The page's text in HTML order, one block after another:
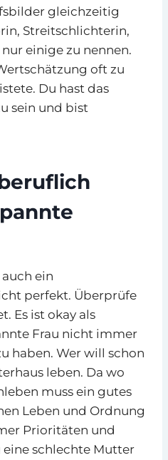
gleichzeitig
Streitschlichterin,
einige zu nennen.
oft zu
Du hast das
sein und bist
ein
perfekt. Überprüfe
Es ist okay als
Frau nicht immer
haben. Wer will schon
leben. Da wo
muss ein gutes
Leben und Ordnung
Prioritäten und
schlechte Mutter